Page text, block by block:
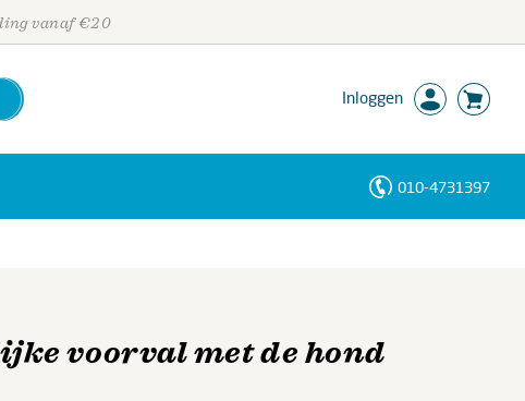
vanaf €20
Inloggen
010-4731397
voorval met de hond
Personen